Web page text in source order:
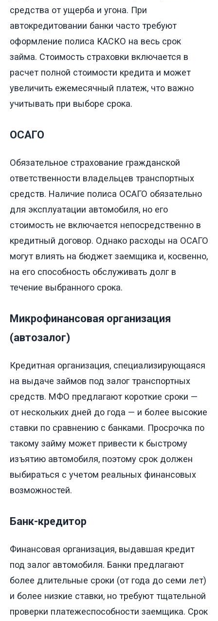
средства от ущерба и угона. При
автокредитовании банки часто требуют
оформление полиса КАСКО на весь срок
займа. Стоимость страховки включается в
расчет полной стоимости кредита и может
увеличить ежемесячный платеж, что важно
учитывать при выборе срока.
ОСАГО
Обязательное страхование гражданской
ответственности владельцев транспортных
средств. Наличие полиса ОСАГО обязательно
для эксплуатации автомобиля, но его
стоимость не включается непосредственно в
кредитный договор. Однако расходы на ОСАГО
могут влиять на бюджет заемщика и, косвенно,
на его способность обслуживать долг в
течение выбранного срока.
Микрофинансовая организация
(автозалог)
Кредитная организация, специализирующаяся
на выдаче займов под залог транспортных
средств. МФО предлагают короткие сроки —
от нескольких дней до года — и более высокие
ставки по сравнению с банками. Просрочка по
такому займу может привести к быстрому
изъятию автомобиля, поэтому срок должен
выбираться с учетом реальных финансовых
возможностей.
Банк-кредитор
Финансовая организация, выдавшая кредит
под залог автомобиля. Банки предлагают
более длительные сроки (от года до семи лет)
и более низкие ставки, но требуют тщательной
проверки платежеспособности заемщика. Срок